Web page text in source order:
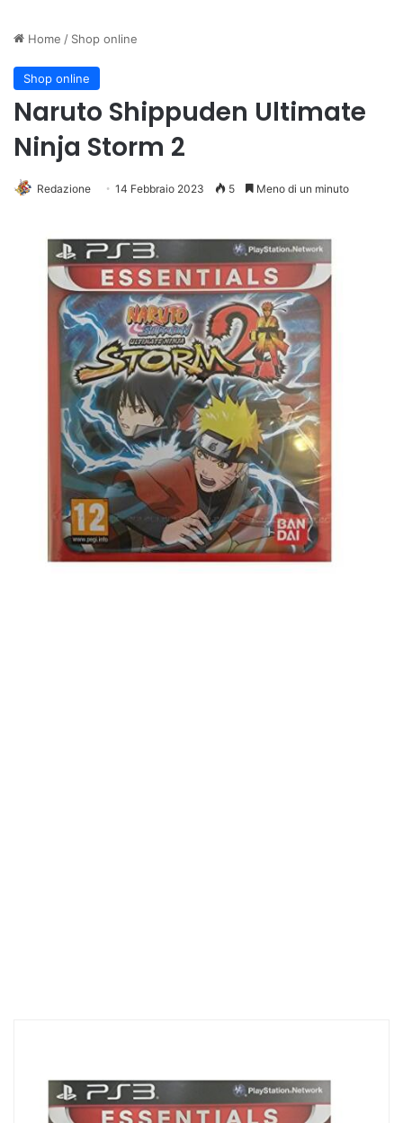
Home / Shop online
Shop online
Naruto Shippuden Ultimate
Ninja Storm 2
Redazione 14 Febbraio 2023 5 Meno di un minuto